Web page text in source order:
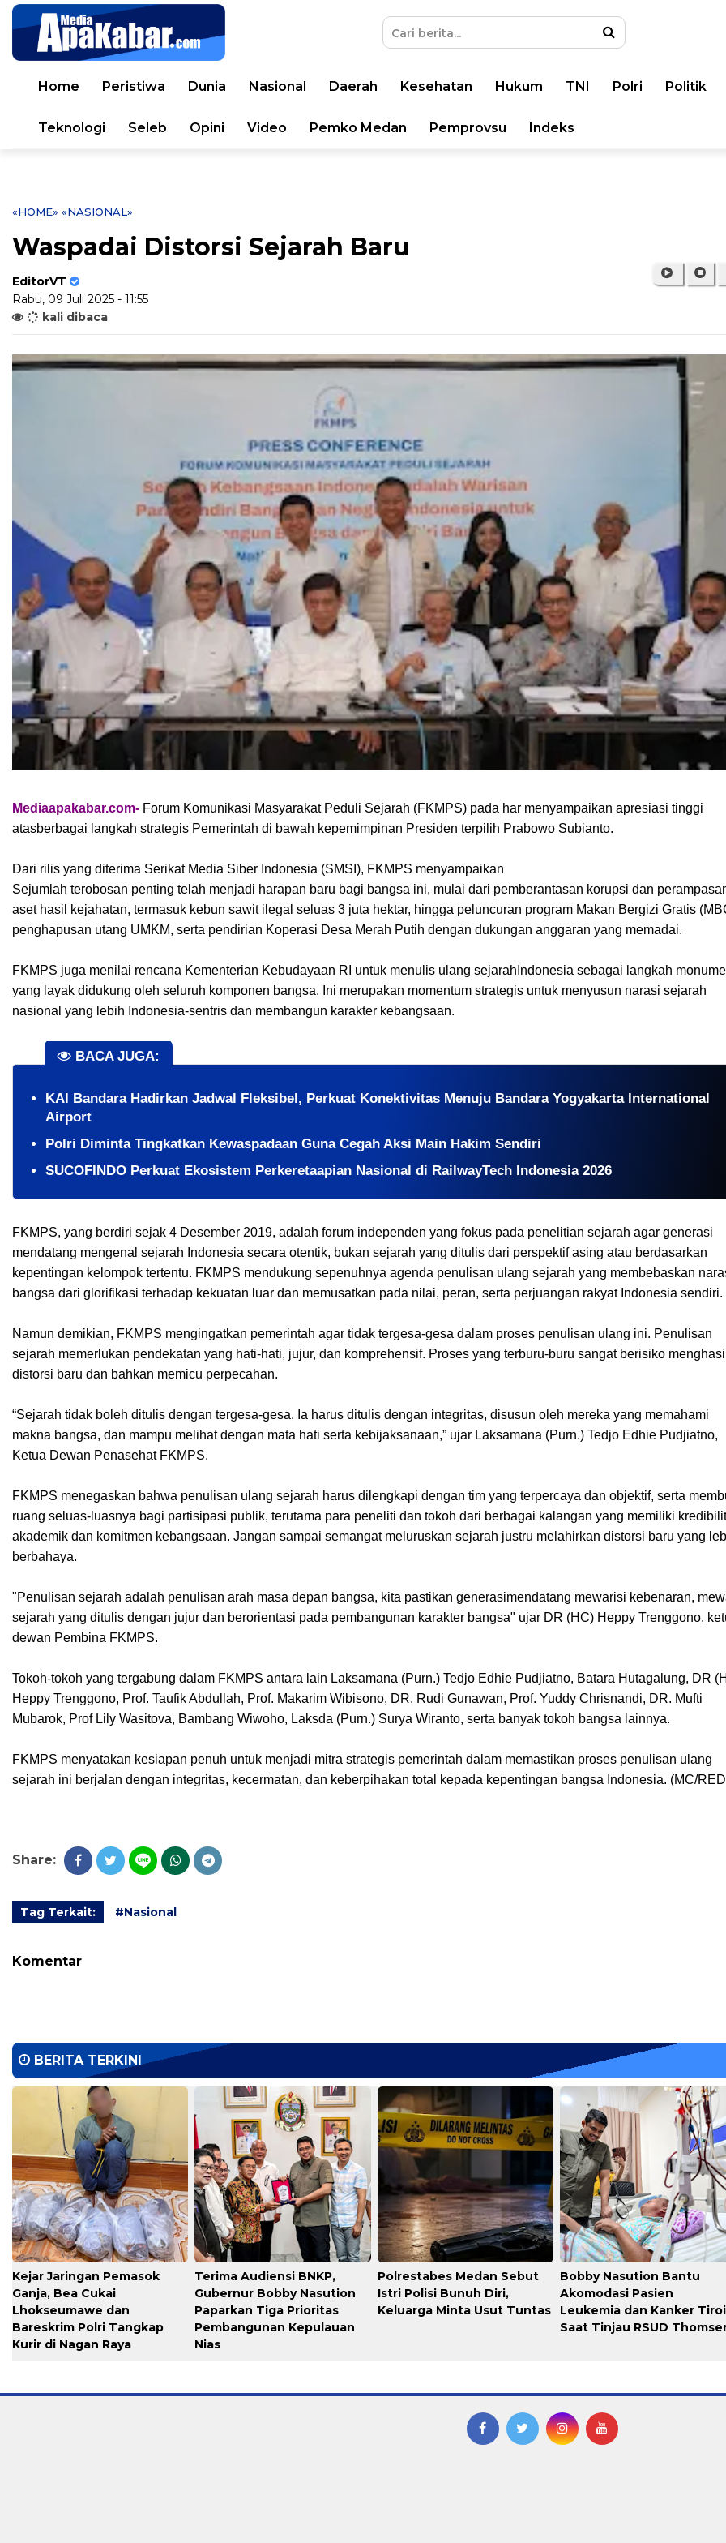
Home Peristiwa Dunia Nasional Daerah Kesehatan Hukum TNI Polri Politik
Teknologi Seleb Opini Video Pemko Medan Pemprovsu Indeks
«HOME» «NASIONAL»
Waspadai Distorsi Sejarah Baru
EditorVT
Rabu, 09 Juli 2025 - 11:55
kali dibaca
Mediaapakabar.com- Forum Komunikasi Masyarakat Peduli Sejarah (FKMPS) pada har menyampaikan apresiasi tinggi
atasberbagai langkah strategis Pemerintah di bawah kepemimpinan Presiden terpilih Prabowo Subianto.
Dari rilis yang diterima Serikat Media Siber Indonesia (SMSI), FKMPS menyampaikan
Sejumlah terobosan penting telah menjadi harapan baru bagi bangsa ini, mulai dari pemberantasan korupsi dan
aset hasil kejahatan, termasuk kebun sawit ilegal seluas 3 juta hektar, hingga peluncuran program Makan Bergizi Gratis
penghapusan utang UMKM, serta pendirian Koperasi Desa Merah Putih dengan dukungan anggaran yang memadai.
FKMPS juga menilai rencana Kementerian Kebudayaan RI untuk menulis ulang sejarahIndonesia sebagai langkah
yang layak didukung oleh seluruh komponen bangsa. Ini merupakan momentum strategis untuk menyusun narasi sejarah
nasional yang lebih Indonesia-sentris dan membangun karakter kebangsaan.
BACA JUGA:
KAI Bandara Hadirkan Jadwal Fleksibel, Perkuat Konektivitas Menuju Bandara Yogyakarta International
Airport
Polri Diminta Tingkatkan Kewaspadaan Guna Cegah Aksi Main Hakim Sendiri
SUCOFINDO Perkuat Ekosistem Perkeretaapian Nasional di RailwayTech Indonesia 2026
FKMPS, yang berdiri sejak 4 Desember 2019, adalah forum independen yang fokus pada penelitian sejarah agar generasi
mendatang mengenal sejarah Indonesia secara otentik, bukan sejarah yang ditulis dari perspektif asing atau berdasarkan
kepentingan kelompok tertentu. FKMPS mendukung sepenuhnya agenda penulisan ulang sejarah yang membebaskan
bangsa dari glorifikasi terhadap kekuatan luar dan memusatkan pada nilai, peran, serta perjuangan rakyat Indonesia sendiri.
Namun demikian, FKMPS mengingatkan pemerintah agar tidak tergesa-gesa dalam proses penulisan ulang ini. Penulisan
sejarah memerlukan pendekatan yang hati-hati, jujur, dan komprehensif. Proses yang terburu-buru sangat berisiko
distorsi baru dan bahkan memicu perpecahan.
“Sejarah tidak boleh ditulis dengan tergesa-gesa. Ia harus ditulis dengan integritas, disusun oleh mereka yang memahami
makna bangsa, dan mampu melihat dengan mata hati serta kebijaksanaan,” ujar Laksamana (Purn.) Tedjo Edhie Pudjiatno,
Ketua Dewan Penasehat FKMPS.
FKMPS menegaskan bahwa penulisan ulang sejarah harus dilengkapi dengan tim yang terpercaya dan objektif, serta
ruang seluas-luasnya bagi partisipasi publik, terutama para peneliti dan tokoh dari berbagai kalangan yang memiliki
akademik dan komitmen kebangsaan. Jangan sampai semangat meluruskan sejarah justru melahirkan distorsi baru yang
berbahaya.
"Penulisan sejarah adalah penulisan arah masa depan bangsa, kita pastikan generasimendatang mewarisi kebenaran,
sejarah yang ditulis dengan jujur dan berorientasi pada pembangunan karakter bangsa" ujar DR (HC) Heppy Trenggono,
dewan Pembina FKMPS.
Tokoh-tokoh yang tergabung dalam FKMPS antara lain Laksamana (Purn.) Tedjo Edhie Pudjiatno, Batara Hutagalung, DR
Heppy Trenggono, Prof. Taufik Abdullah, Prof. Makarim Wibisono, DR. Rudi Gunawan, Prof. Yuddy Chrisnandi, DR. Mufti
Mubarok, Prof Lily Wasitova, Bambang Wiwoho, Laksda (Purn.) Surya Wiranto, serta banyak tokoh bangsa lainnya.
FKMPS menyatakan kesiapan penuh untuk menjadi mitra strategis pemerintah dalam memastikan proses penulisan ulang
sejarah ini berjalan dengan integritas, kecermatan, dan keberpihakan total kepada kepentingan bangsa Indonesia. (MC/
Share:
Tag Terkait: #Nasional
Komentar
BERITA TERKINI
Kejar Jaringan Pemasok
Ganja, Bea Cukai
Lhokseumawe dan
Bareskrim Polri Tangkap
Kurir di Nagan Raya
Terima Audiensi BNKP,
Gubernur Bobby Nasution
Paparkan Tiga Prioritas
Pembangunan Kepulauan
Nias
Polrestabes Medan Sebut
Istri Polisi Bunuh Diri,
Keluarga Minta Usut Tuntas
Bobby Nasution Bantu
Akomodasi Pasien
Leukemia dan Kanker
Saat Tinjau RSUD